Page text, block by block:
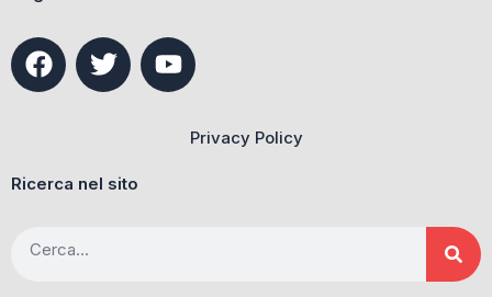
F
a
o
k
T
w
e
Y
o
Privacy Policy
Ricerca nel sito